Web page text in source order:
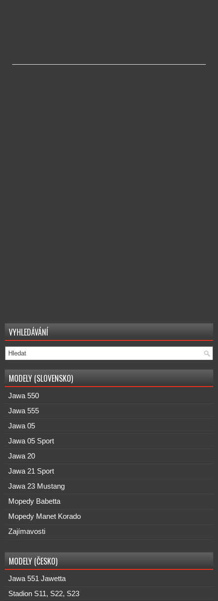
VYHLEDÁVÁNÍ
MODELY (SLOVENSKO)
Jawa 550
Jawa 555
Jawa 05
Jawa 05 Sport
Jawa 20
Jawa 21 Sport
Jawa 23 Mustang
Mopedy Babetta
Mopedy Manet Korado
Zajímavosti
MODELY (ČESKO)
Jawa 551 Jawetta
Stadion S11, S22, S23